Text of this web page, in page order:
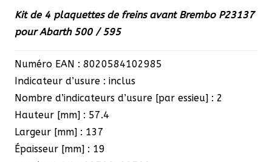
pour
Abarth
Kit de 4 plaquettes de freins avant Brembo P23137
pour Abarth 500 / 595
Numéro EAN : 8020584102985
Indicateur d’usure : inclus
Nombre d’indicateurs d’usure [par essieu] : 2
Hauteur [mm] : 57.4
Largeur [mm] : 137
Épaisseur [mm] : 19